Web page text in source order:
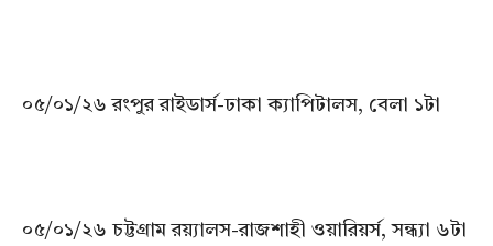
০৫/০১/২৬ রংপুর রাইডার্স-ঢাকা ক্যাপিটালস, বেলা ১টা
০৫/০১/২৬ চট্টগ্রাম রয়্যালস-রাজশাহী ওয়ারিয়র্স, সন্ধ্যা ৬টা